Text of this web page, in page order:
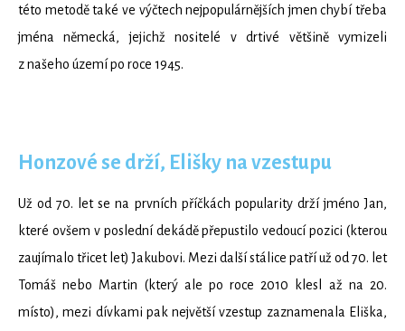
této metodě také ve výčtech nejpopulárnějších jmen chybí třeba
jména německá, jejichž nositelé v drtivé většině vymizeli
z našeho území po roce 1945.
Honzové se drží, Elišky na vzestupu
Už od 70. let se na prvních příčkách popularity drží jméno Jan,
které ovšem v poslední dekádě přepustilo vedoucí pozici (kterou
zaujímalo třicet let) Jakubovi. Mezi další stálice patří už od 70. let
Tomáš nebo Martin (který ale po roce 2010 klesl až na 20.
místo), mezi dívkami pak největší vzestup zaznamenala Eliška,